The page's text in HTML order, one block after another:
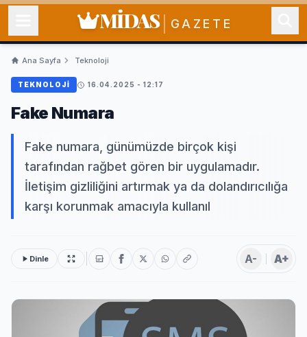
MİDAS GAZETE
Ana Sayfa Teknoloji
TEKNOLOJI 16.04.2025 - 12:17
Fake Numara
Fake numara, günümüzde birçok kişi
tarafından rağbet gören bir uygulamadır.
İletişim gizliliğini artırmak ya da dolandırıcılığa
karşı korunmak amacıyla kullanıl
Dinle A- A+